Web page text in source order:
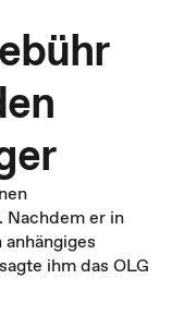
Nachdem er in
ihm das OLG